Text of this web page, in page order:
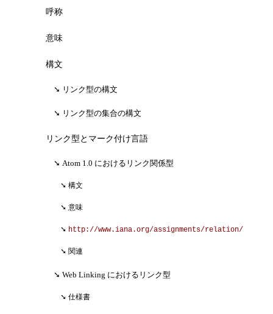
呼称
意味
構文
リンク型の構文
リンク型の集合の構文
リンク型とマーク付け言語
Atom 1.0 におけるリンク関係型
構文
意味
http://www.iana.org/assignments/relation/
関連
Web Linking におけるリンク型
仕様書